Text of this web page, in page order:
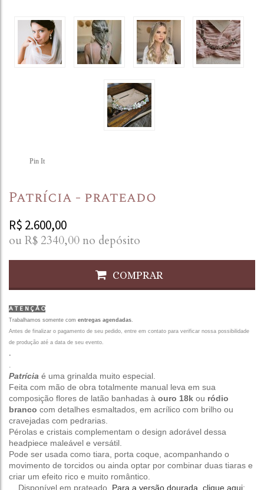
Pin It
Patrícia - prateado
R$ 2.600,00
ou R$ 2340,00 no depósito
COMPRAR
A T E N Ç Ã O
Trabalhamos somente com entregas agendadas.
Antes de finalizar o pagamento de seu pedido, entre em contato para verificar nossa possibilidade
de produção até a data de seu evento.
.
.
Patrícia é uma grinalda muito especial.
Feita com mão de obra totalmente manual leva em sua
composição flores de latão banhadas à ouro 18k ou ródio
branco com detalhes esmaltados, em acrílico com brilho ou
cravejadas com pedrarias.
Pérolas e cristais complementam o design adorável dessa
headpiece maleável e versátil.
Pode ser usada como tiara, porta coque, acompanhando o
movimento de torcidos ou ainda optar por combinar duas tiaras e
criar um efeito rico e muito romântico.
. Disponível em prateado. Para a versão dourada, clique aqui;